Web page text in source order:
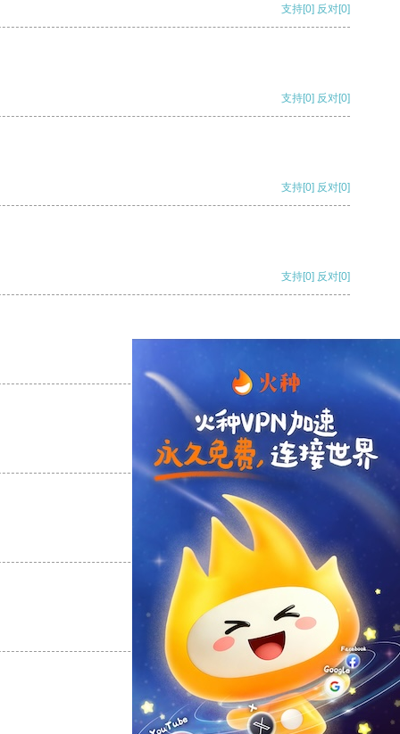
支持[0] 反对[0]
支持[0] 反对[0]
支持[0] 反对[0]
支持[0] 反对[0]
支持 [0] 反对[0]
支持[0] 反对
支持[0] 反对[0]